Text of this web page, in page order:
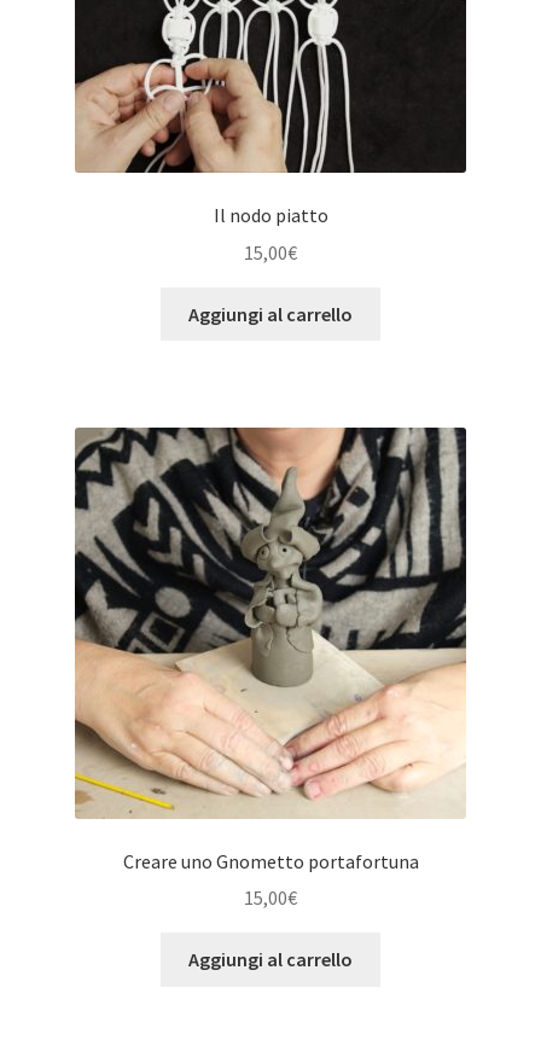
Il nodo piatto
15,00€
Aggiungi al carrello
Creare uno Gnometto portafortuna
15,00€
Aggiungi al carrello